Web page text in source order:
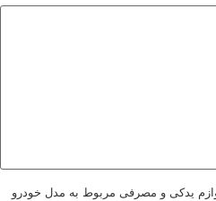
یدکی و مصرفی مربوط به مدل خودرو